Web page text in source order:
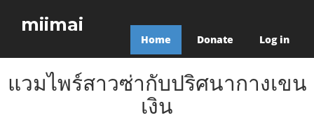
miimai
Home Donate Log in
แวมไพร์สาวซ่ากับปริศนากางเขน
เงิน